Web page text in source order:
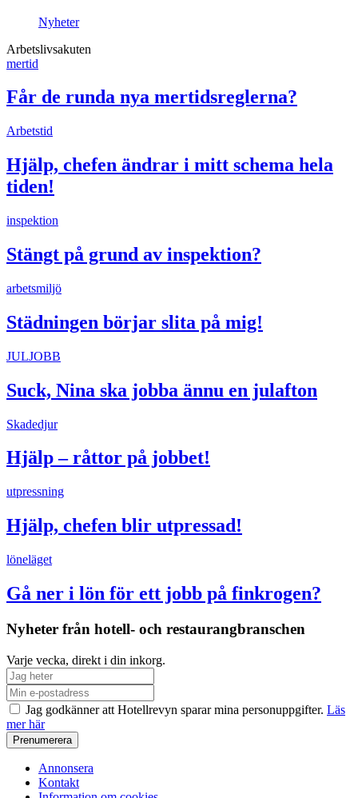
Nyheter
Arbetslivsakuten
mertid
Får de runda nya mertidsreglerna?
Arbetstid
Hjälp, chefen ändrar i mitt schema hela
tiden!
inspektion
Stängt på grund av inspektion?
arbetsmiljö
Städningen börjar slita på mig!
JULJOBB
Suck, Nina ska jobba ännu en julafton
Skadedjur
Hjälp – råttor på jobbet!
utpressning
Hjälp, chefen blir utpressad!
löneläget
Gå ner i lön för ett jobb på finkrogen?
Nyheter från hotell- och restaurangbranschen
Varje vecka, direkt i din inkorg.
Jag godkänner att Hotellrevyn sparar mina personuppgifter. Läs
mer här
Annonsera
Kontakt